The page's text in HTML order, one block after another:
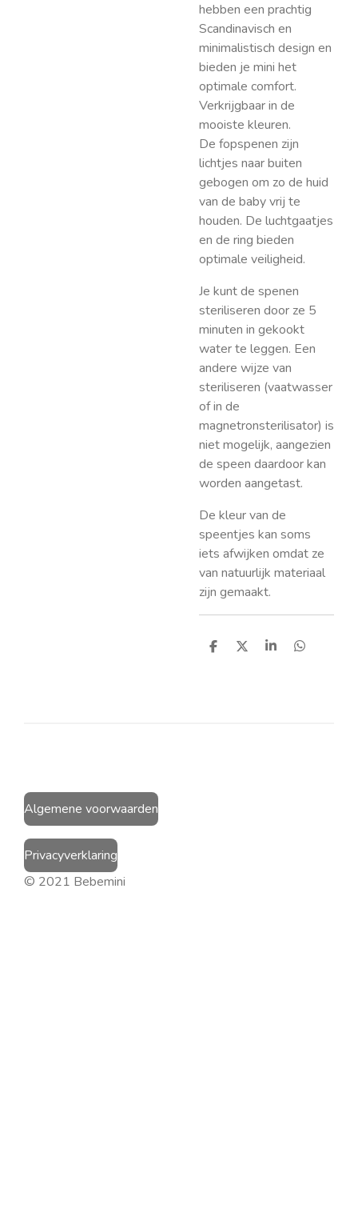
hebben een prachtig
Scandinavisch en
minimalistisch design en
bieden je mini het
optimale comfort.
Verkrijgbaar in de
mooiste kleuren.
De fopspenen zijn
lichtjes naar buiten
gebogen om zo de huid
van de baby vrij te
houden. De luchtgaatjes
en de ring bieden
optimale veiligheid.
Je kunt de spenen
steriliseren door ze 5
minuten in gekookt
water te leggen. Een
andere wijze van
steriliseren (vaatwasser
of in de
magnetronsterilisator) is
niet mogelijk, aangezien
de speen daardoor kan
worden aangetast.
De kleur van de
speentjes kan soms
iets afwijken omdat ze
van natuurlijk materiaal
zijn gemaakt.
D
D
S
D
Algemene voorwaarden
Privacyverklaring
© 2021 Bebemini